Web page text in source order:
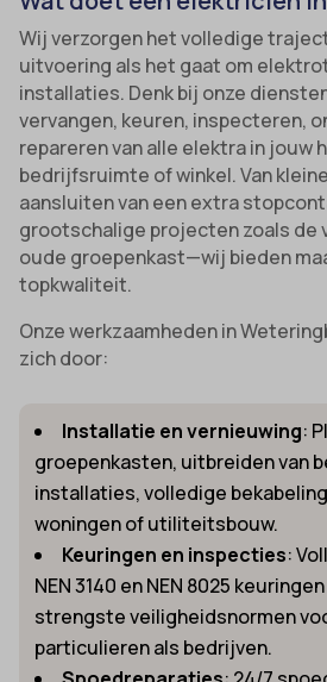
Wij verzorgen het volledige
uitvoering als het gaat om
installaties. Denk bij onze
vervangen, keuren, inspecteren,
repareren van alle elektra in jouw
bedrijfsruimte of winkel. Van
aansluiten van een extra
grootschalige projecten zoals de
oude groepenkast—wij bieden
topkwaliteit.
Onze werkzaamheden in
zich door:
Installatie en vernieuwing:
groepenkasten, uitbreiden van
installaties, volledige
woningen of utiliteitsbouw.
Keuringen en inspecties:
NEN 3140 en NEN 8025
strengste veiligheidsnormen
particulieren als bedrijven.